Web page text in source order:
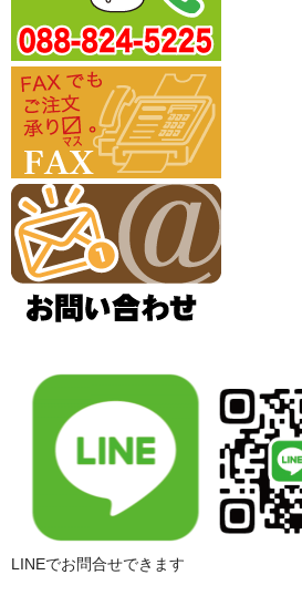
LINEでお問合せできます